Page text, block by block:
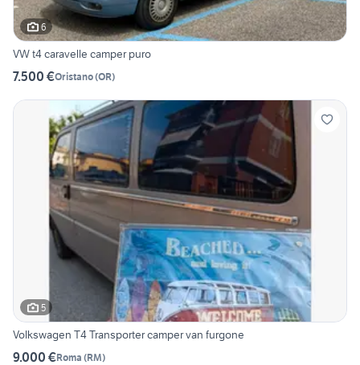
6
VW t4 caravelle camper puro
7.500 €Oristano(OR)
5
Volkswagen T4 Transporter camper van furgone
9.000 €Roma (RM)